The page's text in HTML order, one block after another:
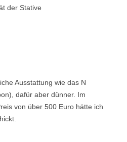
der Stative
Ausstattung wie das N
dafür aber dünner. Im
von über 500 Euro hätte ich